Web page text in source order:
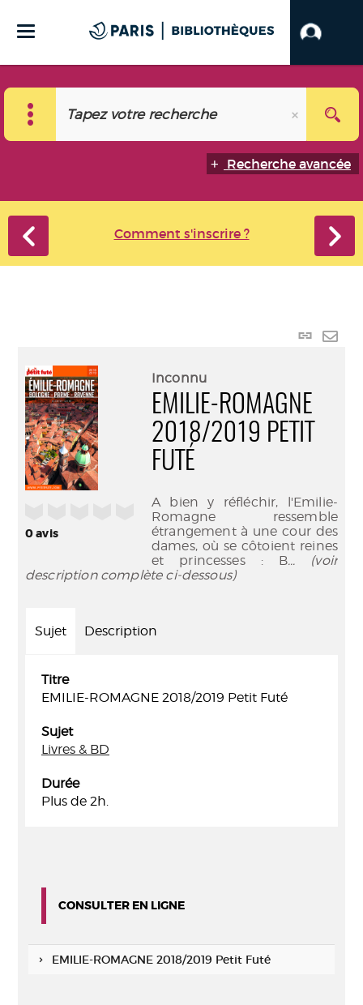
Recherche avancée
Comment s'inscrire ?
Lien
0avis
Inconnu
EMILIE-ROMAGNE
2018/2019 PETIT
FUTÉ
A bien y réfléchir, l'Emilie-
Romagne ressemble
étrangement à une cour des
dames, où se côtoient reines
et princesses : B... (voir
description complète ci-dessous)
Sujet Description
Titre
EMILIE-ROMAGNE 2018/2019 Petit Futé
Sujet
Livres & BD
Durée
Plus de 2h.
CONSULTER EN LIGNE
EMILIE-ROMAGNE 2018/2019 Petit Futé